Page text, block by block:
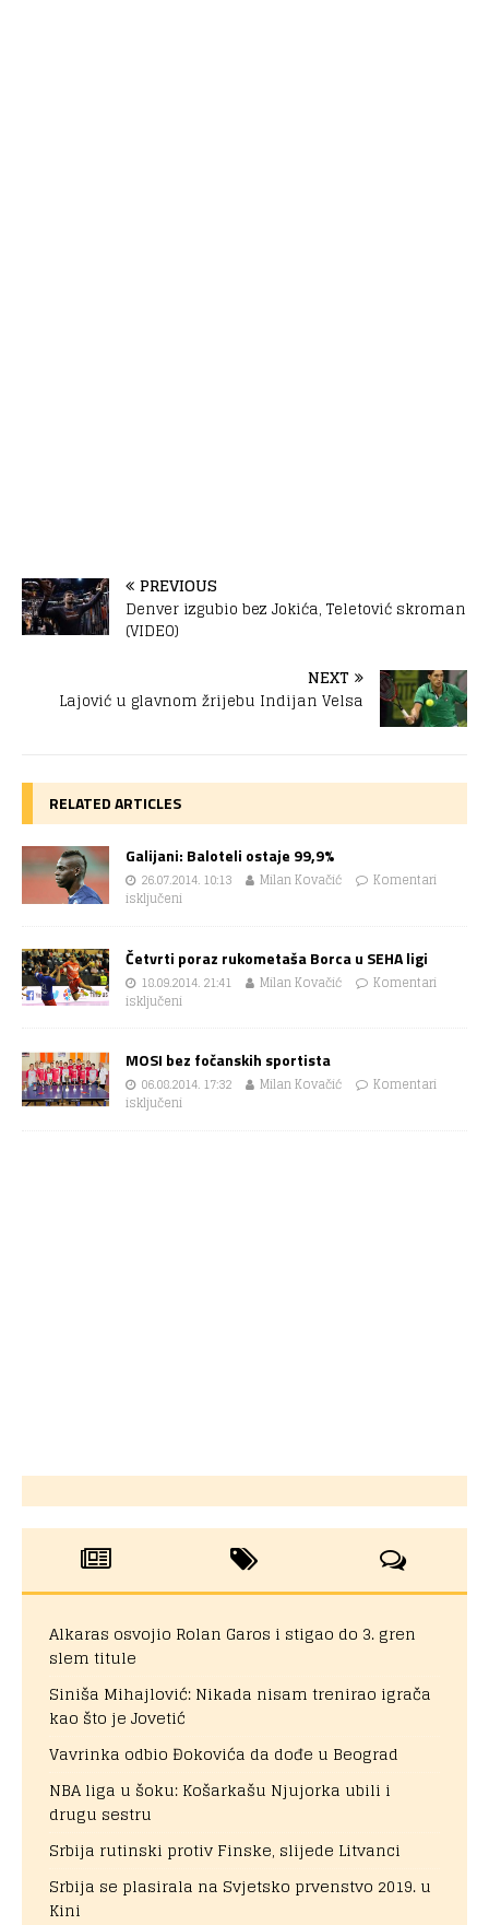
PREVIOUS
Denver izgubio bez Jokića, Teletović skroman
(VIDEO)
NEXT
Lajović u glavnom žrijebu Indijan Velsa
RELATED ARTICLES
Galijani: Baloteli ostaje 99,9%
26.07.2014. 10:13 Milan Kovačić
Komentari
isključeni
Četvrti poraz rukometaša Borca u SEHA ligi
18.09.2014. 21:41 Milan Kovačić
Komentari
isključeni
MOSI bez fočanskih sportista
06.08.2014. 17:32 Milan Kovačić
Komentari
isključeni
Alkaras osvojio Rolan Garos i stigao do 3. gren
slem titule
Siniša Mihajlović: Nikada nisam trenirao igrača
kao što je Jovetić
Vavrinka odbio Đokovića da dođe u Beograd
NBA liga u šoku: Košarkašu Njujorka ubili i
drugu sestru
Srbija rutinski protiv Finske, slijede Litvanci
Srbija se plasirala na Svjetsko prvenstvo 2019. u
Kini